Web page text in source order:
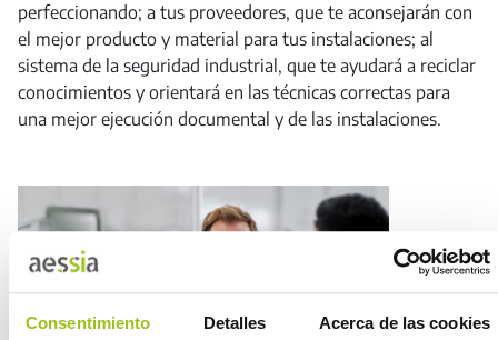
Consentimiento Detalles Acerca de las cookies
perfeccionando; a tus proveedores, que te aconsejarán con
el mejor producto y material para tus instalaciones; al
sistema de la seguridad industrial, que te ayudará a reciclar
conocimientos y orientará en las técnicas correctas para
una mejor ejecución documental y de las instalaciones.